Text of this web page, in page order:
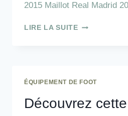
2015 Maillot Real Madrid
LIRE LA SUITEMAILLOT
MAILLOTS
ÉQUIPEMENT DE FOOT
Découvrez